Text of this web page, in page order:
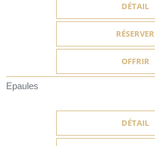
DÉTAIL
RÉSERVER
OFFRIR
Epaules
DÉTAIL